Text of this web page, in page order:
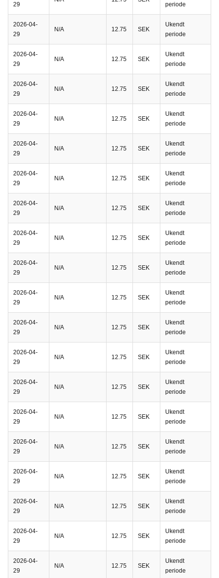
29
periode
2026-04-
29
N/A 12.75 SEK
Ukendt
periode
2026-04-
29
N/A 12.75 SEK
Ukendt
periode
2026-04-
29
N/A 12.75 SEK
Ukendt
periode
2026-04-
29
N/A 12.75 SEK
Ukendt
periode
2026-04-
29
N/A 12.75 SEK
Ukendt
periode
2026-04-
29
N/A 12.75 SEK
Ukendt
periode
2026-04-
29
N/A 12.75 SEK
Ukendt
periode
2026-04-
29
N/A 12.75 SEK
Ukendt
periode
2026-04-
29
N/A 12.75 SEK
Ukendt
periode
2026-04-
29
N/A 12.75 SEK
Ukendt
periode
2026-04-
29
N/A 12.75 SEK
Ukendt
periode
2026-04-
29
N/A 12.75 SEK
Ukendt
periode
2026-04-
29
N/A 12.75 SEK
Ukendt
periode
2026-04-
29
N/A 12.75 SEK
Ukendt
periode
2026-04-
29
N/A 12.75 SEK
Ukendt
periode
2026-04-
29
N/A 12.75 SEK
Ukendt
periode
2026-04-
29
N/A 12.75 SEK
Ukendt
periode
2026-04-
29
N/A 12.75 SEK
Ukendt
periode
2026-04-
29
N/A 12.75 SEK
Ukendt
periode